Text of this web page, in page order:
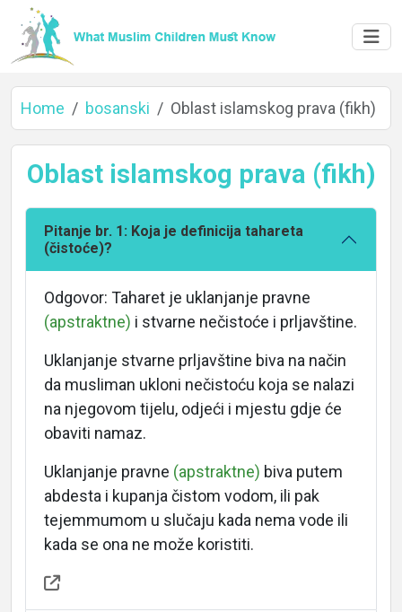
Home
Home bosanski Oblast islamskog prava (fikh)
Oblast islamskog prava (fikh)
Pitanje br. 1: Koja je definicija tahareta
(čistoće)?
Odgovor: Taharet je uklanjanje pravne
(apstraktne) i stvarne nečistoće i prljavštine.
Uklanjanje stvarne prljavštine biva na način
da musliman ukloni nečistoću koja se nalazi
na njegovom tijelu, odjeći i mjestu gdje će
obaviti namaz.
Uklanjanje pravne (apstraktne) biva putem
abdesta i kupanja čistom vodom, ili pak
tejemmumom u slučaju kada nema vode ili
kada se ona ne može koristiti.